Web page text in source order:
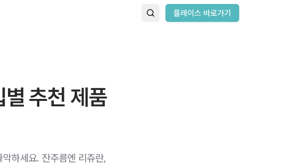
플레이스 바로가기
추천 제품
하세요. 잔주름엔 리쥬란,